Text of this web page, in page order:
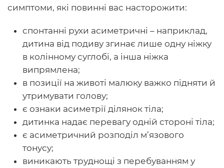
симптоми, які повинні вас насторожити:
спонтанні рухи асиметричні – наприклад,
дитина від подиву згинає лише одну ніжку
в колінному суглобі, а інша ніжка
випрямлена;
в позиції на животі малюку важко підняти й
утримувати голову;
є ознаки асиметрії ділянок тіла;
дитинка надає перевагу одній стороні тіла;
є асиметричний розподіл м’язового
тонусу;
виникають труднощі з перебуванням у